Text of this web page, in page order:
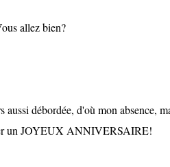
allez bien?
aussi débordée, d'où mon absence,
un JOYEUX ANNIVERSAIRE!